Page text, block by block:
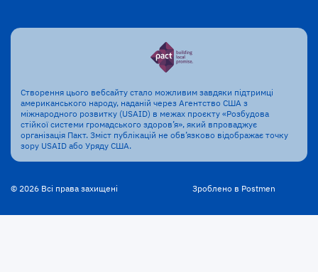
Створення цього вебсайту стало можливим завдяки підтримці
американського народу, наданій через Агентство США з
міжнародного розвитку (USAID) в межах проєкту «Розбудова
стійкої системи громадського здоров’я», який впроваджує
організація Пакт. Зміст публікацій не обв’язково відображає точку
зору USAID або Уряду США.
© 2026 Всі права захищені Зроблено в Postmen